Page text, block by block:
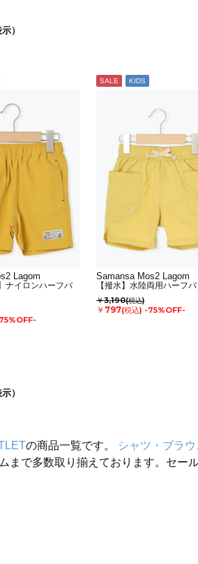
）
Lagom
ナイロンハーフパ
SALE KIDS
Samansa Mos2 Lagom
【撥水】水陸両用ハーフ
￥3,190(税込)
￥797(税込) -75%OFF-
）
の商品一覧です。 シャツ・ブラウ
まで多数取り揃えております。セー